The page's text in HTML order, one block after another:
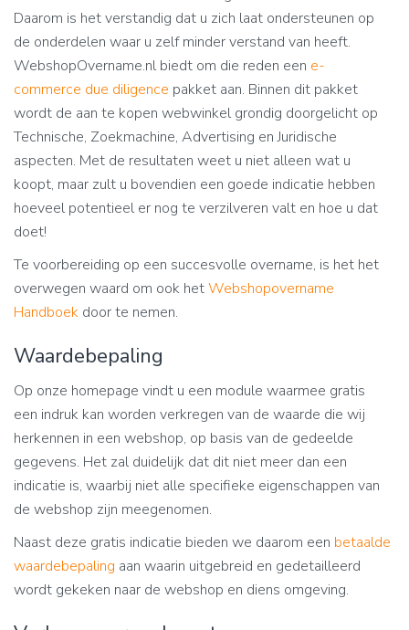
Daarom is het verstandig dat u zich laat ondersteunen op
de onderdelen waar u zelf minder verstand van heeft.
WebshopOvername.nl biedt om die reden een e-
commerce due diligence pakket aan. Binnen dit pakket
wordt de aan te kopen webwinkel grondig doorgelicht op
Technische, Zoekmachine, Advertising en Juridische
aspecten. Met de resultaten weet u niet alleen wat u
koopt, maar zult u bovendien een goede indicatie hebben
hoeveel potentieel er nog te verzilveren valt en hoe u dat
doet!
Te voorbereiding op een succesvolle overname, is het het
overwegen waard om ook hetWebshopovername
Handboek door te nemen.
Waardebepaling
Op onze homepage vindt u een module waarmee gratis
een indruk kan worden verkregen van de waarde die wij
herkennen in een webshop, op basis van de gedeelde
gegevens. Het zal duidelijk dat dit niet meer dan een
indicatie is, waarbij niet alle specifieke eigenschappen van
de webshop zijn meegenomen.
Naast deze gratis indicatie bieden we daarom een betaalde
waardebepaling aan waarin uitgebreid en gedetailleerd
wordt gekeken naar de webshop en diens omgeving.